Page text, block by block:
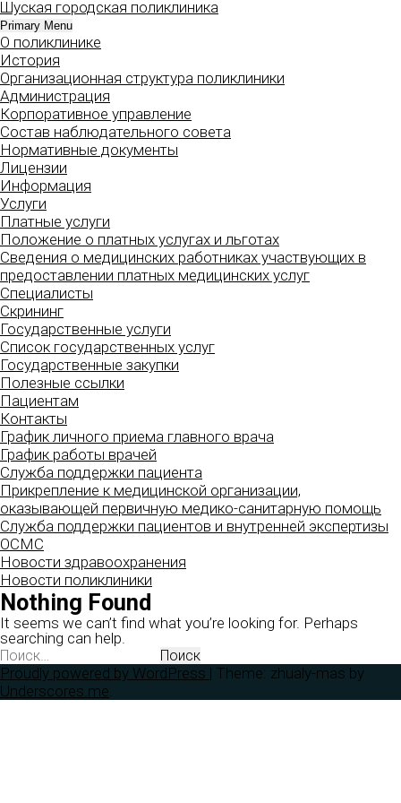
Skip
to
content
Шуская городская поликлиника
Primary Menu
О поликлинике
История
Организационная структура поликлиники
Администрация
Корпоративное управление
Состав наблюдательного совета
Нормативные документы
Лицензии
Информация
Услуги
Платные услуги
Положение о платных услугах и льготах
Сведения о медицинских работниках участвующих в
предоставлении платных медицинских услуг
Специалисты
Скрининг
Государственные услуги
Список государственных услуг
Государственные закупки
Полезные ссылки
Пациентам
Контакты
График личного приема главного врача
График работы врачей
Служба поддержки пациента
Прикрепление к медицинской организации,
оказывающей первичную медико-санитарную помощь
Служба поддержки пациентов и внутренней экспертизы
ОСМС
Новости здравоохранения
Новости поликлиники
Nothing Found
It seems we can’t find what you’re looking for. Perhaps
searching can help.
Найти:
Proudly powered by WordPress | Theme: zhualy-mas by
Underscores.me